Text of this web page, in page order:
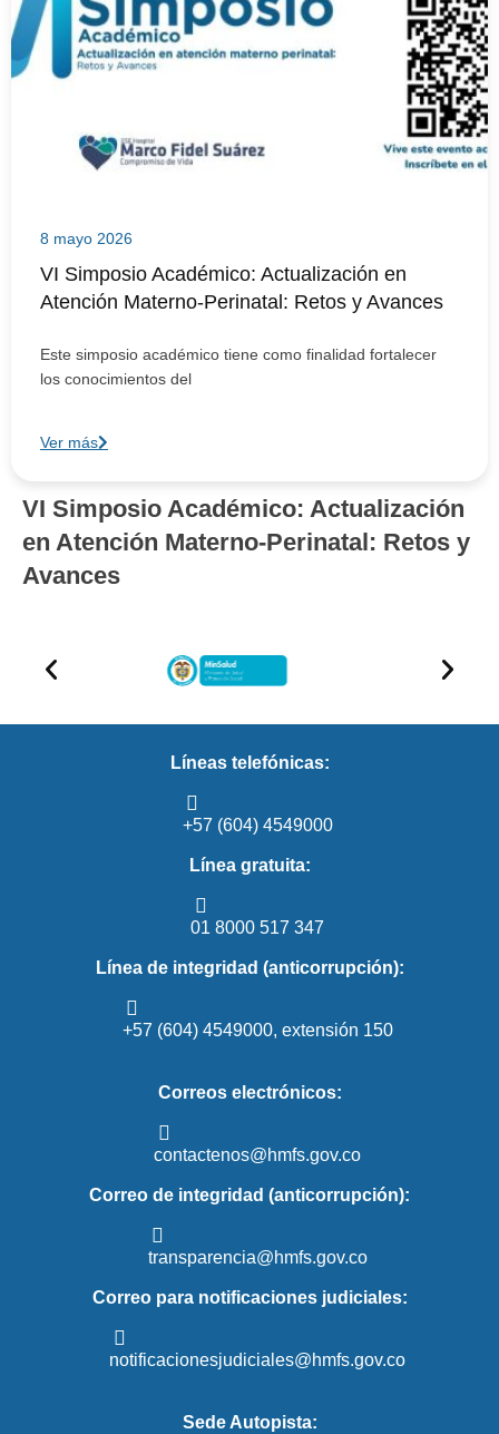
8 mayo 2026
VI Simposio Académico: Actualización en
Atención Materno-Perinatal: Retos y Avances
Este simposio académico tiene como finalidad fortalecer
los conocimientos del
Ver más
VI Simposio Académico: Actualización
en Atención Materno-Perinatal: Retos y
Avances
Líneas telefónicas:
+57 (604) 4549000
Línea gratuita:
01 8000 517 347
Línea de integridad (anticorrupción):
+57 (604) 4549000, extensión 150
Correos electrónicos:
contactenos@hmfs.gov.co
Correo de integridad (anticorrupción):
transparencia@hmfs.gov.co
Correo para notificaciones judiciales:
notificacionesjudiciales@hmfs.gov.co
Sede Autopista: